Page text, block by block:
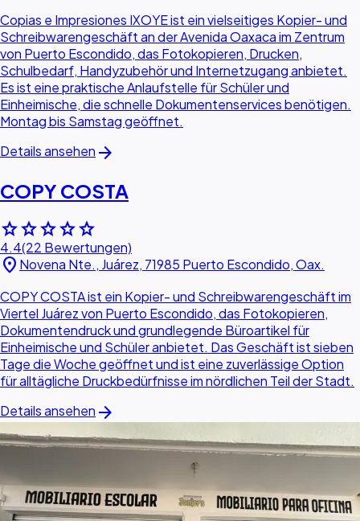
Copias e Impresiones IXOYE ist ein vielseitiges Kopier- und
Schreibwarengeschäft an der Avenida Oaxaca im Zentrum
von Puerto Escondido, das Fotokopieren, Drucken,
Schulbedarf, Handyzubehör und Internetzugang anbietet.
Es ist eine praktische Anlaufstelle für Schüler und
Einheimische, die schnelle Dokumentenservices benötigen.
Montag bis Samstag geöffnet.
Details ansehen arrow_forward
COPY COSTA
starstarstarstarstar
4.4(22 Bewertungen)
location_on Novena Nte., Juárez, 71985 Puerto Escondido, Oax.
COPY COSTA ist ein Kopier- und Schreibwarengeschäft im
Viertel Juárez von Puerto Escondido, das Fotokopieren,
Dokumentendruck und grundlegende Büroartikel für
Einheimische und Schüler anbietet. Das Geschäft ist sieben
Tage die Woche geöffnet und ist eine zuverlässige Option
für alltägliche Druckbedürfnisse im nördlichen Teil der Stadt.
Details ansehen arrow_forward